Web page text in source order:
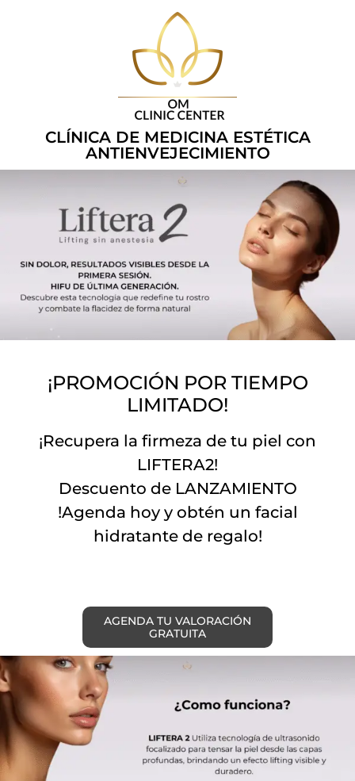
CLÍNICA DE MEDICINA ESTÉTICA
ANTIENVEJECIMIENTO
¡PROMOCIÓN POR TIEMPO
LIMITADO!
¡Recupera la firmeza de tu piel con
LIFTERA2!
Descuento de LANZAMIENTO
!Agenda hoy y obtén un facial
hidratante de regalo!
AGENDA TU VALORACIÓN
GRATUITA